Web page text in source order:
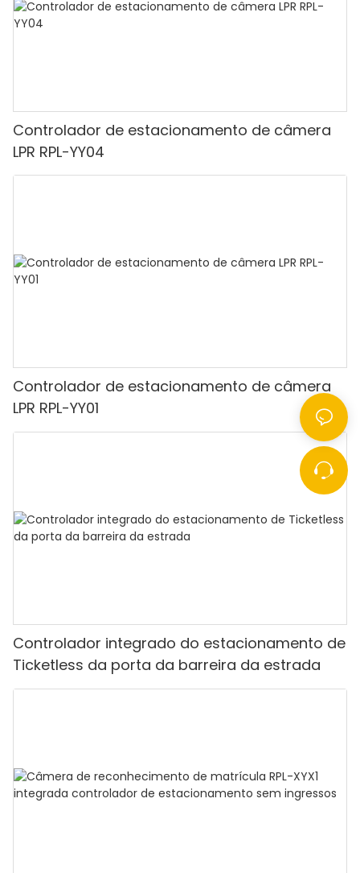
Controlador de estacionamento de câmera
LPR RPL-YY04
Controlador de estacionamento de câmera
LPR RPL-YY01
Controlador integrado do estacionamento de
Ticketless da porta da barreira da estrada